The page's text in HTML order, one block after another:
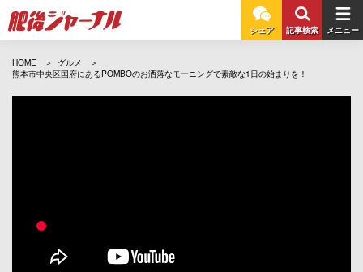
シェア 記事検索 メニュー
HOME
グルメ
熊本市中央区国府にあるPOMBOのお洒落なモーニングで素敵な1日の始まりを！